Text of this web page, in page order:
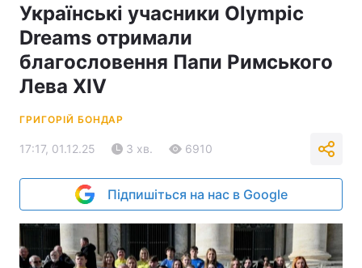
Українські учасники Olympic
Dreams отримали
благословення Папи Римського
Лева XIV
ГРИГОРІЙ БОНДАР
17:17, 01.12.25 3 хв. 6910
Підпишіться на нас в Google